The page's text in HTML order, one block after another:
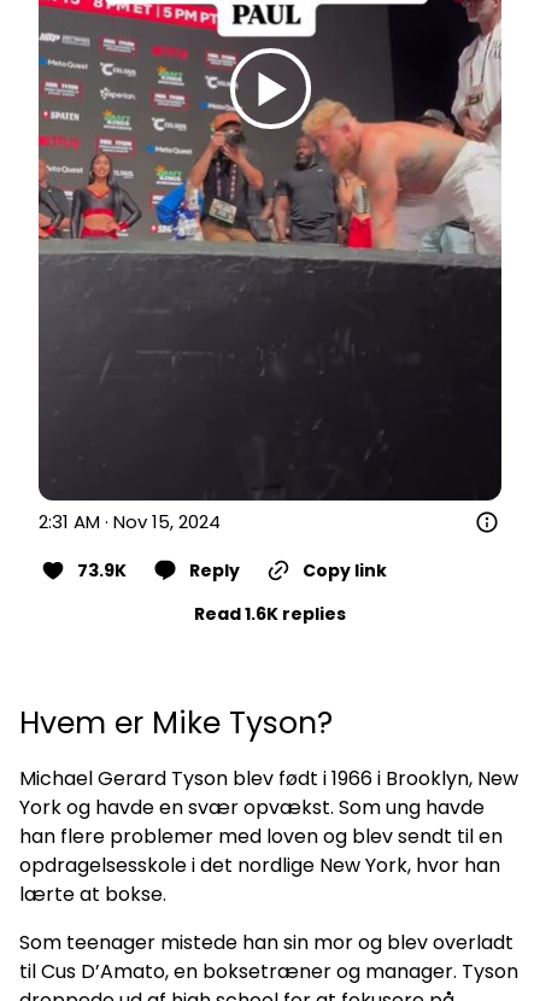
2:31 AM · Nov 15, 2024
73.9K Reply
Copy link
Read 1.6K replies
Hvem er Mike Tyson?
Michael Gerard Tyson blev født i 1966 i Brooklyn, New
York og havde en svær opvækst. Som ung havde
han flere problemer med loven og blev sendt til en
opdragelsesskole i det nordlige New York, hvor han
lærte at bokse.
Som teenager mistede han sin mor og blev overladt
til Cus D’Amato, en boksetræner og manager. Tyson